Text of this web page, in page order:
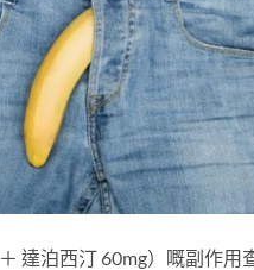
達泊西汀 60mg）嘅副作